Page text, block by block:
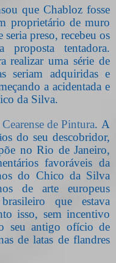
que Chabloz fosse
proprietário de muro
preso, recebeu os
tentadora.
realizar uma série de
seriam adquiridas e
a acidentada e
da Silva.
de Pintura. A
do seu descobridor,
no Rio de Janeiro,
favoráveis da
do Chico da Silva
de arte europeus
que estava
isso, sem incentivo
seu antigo ofício de
de latas de flandres